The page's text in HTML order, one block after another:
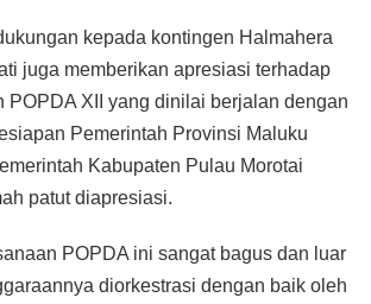
kepada kontingen Halmahera
juga memberikan apresiasi terhadap
POPDA XII yang dinilai berjalan dengan
Pemerintah Provinsi Maluku
Kabupaten Pulau Morotai
patut diapresiasi.
POPDA ini sangat bagus dan luar
diorkestrasi dengan baik oleh